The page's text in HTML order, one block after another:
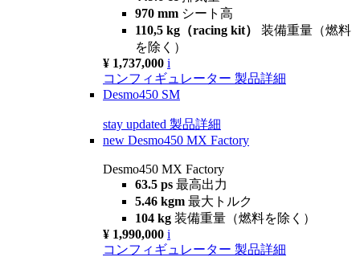
970 mm シート高
110,5 kg（racing kit） 装備重量（燃料
を除く）
¥ 1,737,000 i
コンフィギュレーター 製品詳細
Desmo450 SM
stay updated 製品詳細
new Desmo450 MX Factory
Desmo450 MX Factory
63.5 ps 最高出力
5.46 kgm 最大トルク
104 kg 装備重量（燃料を除く）
¥ 1,990,000 i
コンフィギュレーター 製品詳細